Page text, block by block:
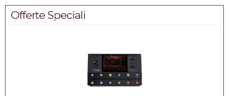
Offerte Speciali